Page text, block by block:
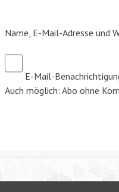
Name, E-Mail-Adresse und
E-Mail-
Auch möglich: Abo ohne